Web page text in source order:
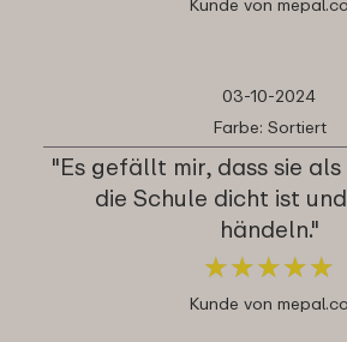
03-10-2024
Farbe: Sortiert
"Es gefällt mir, dass sie
die Schule dicht ist
händeln."
★★★★★
★★★★★
Kunde von